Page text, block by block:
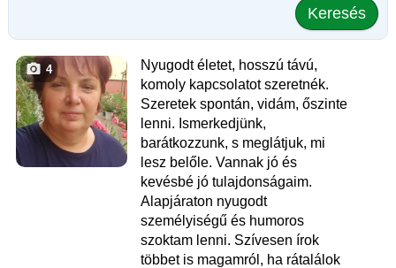
Keresés
4
Nyugodt életet, hosszú távú,
komoly kapcsolatot szeretnék.
Szeretek spontán, vidám, őszinte
lenni. Ismerkedjünk,
barátkozzunk, s meglátjuk, mi
lesz belőle. Vannak jó és
kevésbé jó tulajdonságaim.
Alapjáraton nyugodt
személyiségű és humoros
szoktam lenni. Szívesen írok
többet is magamról, ha rátalálok